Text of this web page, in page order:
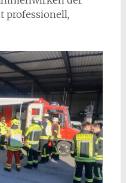
professionell,